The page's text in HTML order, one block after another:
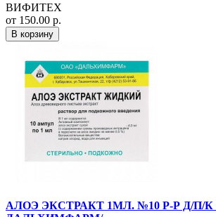
ВИФИТЕХ
от 150.00 р.
В корзину
АЛОЭ ЭКСТРАКТ 1МЛ. №10 Р-Р Д/П/